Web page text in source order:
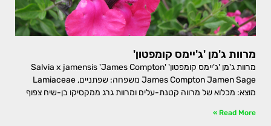
מרוות ג'מן 'ג'יימס קומפטון'
מרוות ג'מן 'ג'יימס קומפטון' Salvia x jamensis 'James Compton'
James Compton Jamen Sage משפחה: שפתניים, Lamiaceae
מוצא: מכלוא של מרווה קטנת-עלים ומרוות גרג ממקסיקו בן-שיח צפוף
Read More »